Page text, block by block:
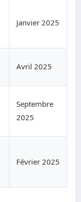
Janvier 2025
Avril 2025
Septembre
2025
Février 2025